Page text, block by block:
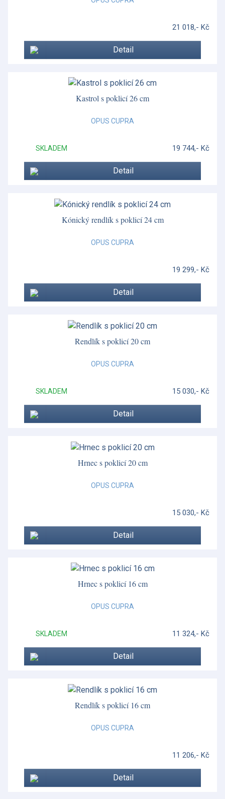
21 018,- Kč
Detail
Kastrol s poklicí 26 cm
OPUS CUPRA
SKLADEM 19 744,- Kč
Detail
Kónický rendlík s poklicí 24 cm
OPUS CUPRA
19 299,- Kč
Detail
Rendlík s poklicí 20 cm
OPUS CUPRA
SKLADEM 15 030,- Kč
Detail
Hrnec s poklicí 20 cm
OPUS CUPRA
15 030,- Kč
Detail
Hrnec s poklicí 16 cm
OPUS CUPRA
SKLADEM 11 324,- Kč
Detail
Rendlík s poklicí 16 cm
OPUS CUPRA
11 206,- Kč
Detail